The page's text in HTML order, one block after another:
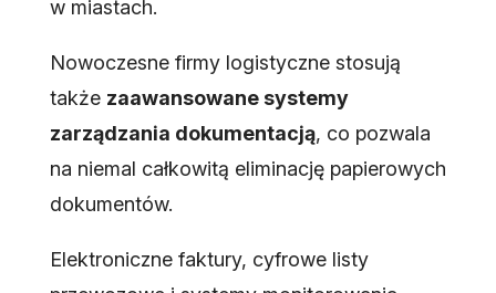
w miastach.
Nowoczesne firmy logistyczne stosują
także zaawansowane systemy
zarządzania dokumentacją, co pozwala
na niemal całkowitą eliminację papierowych
dokumentów.
Elektroniczne faktury, cyfrowe listy